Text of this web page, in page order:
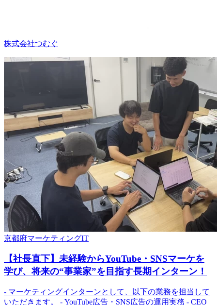
株式会社つむぐ
京都府マーケティングIT
【社長直下】未経験からYouTube・SNSマーケを
学び、将来の“事業家”を目指す長期インターン！
- マーケティングインターンとして、以下の業務を担当して
いただきます。 - YouTube広告・SNS広告の運用実務 - CEO